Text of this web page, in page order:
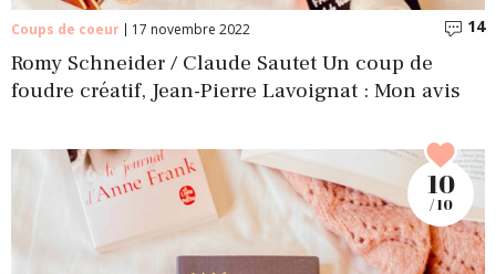
Coups de coeur 17 novembre 2022 14
Romy Schneider / Claude Sautet Un coup de
foudre créatif, Jean-Pierre Lavoignat : Mon avis
10
/ 10